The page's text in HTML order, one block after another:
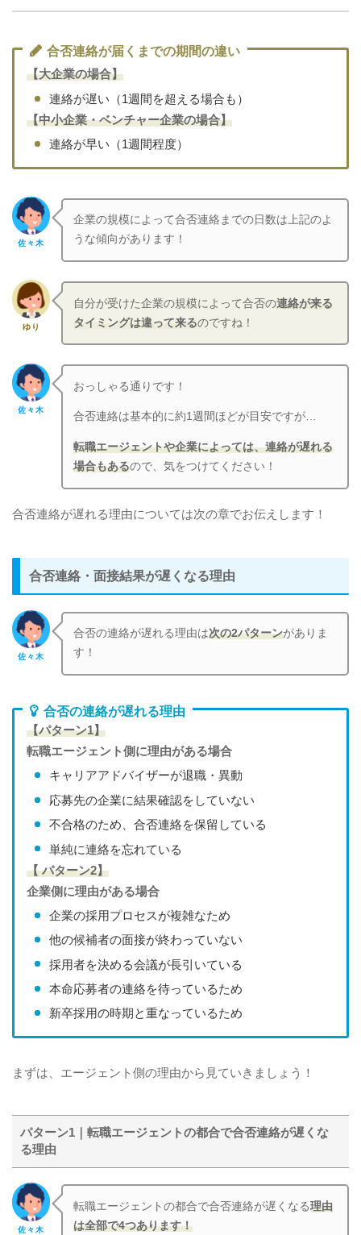
合否連絡が届くまでの期間の違い
【大企業の場合】
連絡が遅い（1週間を超える場合も）
【中小企業・ベンチャー企業の場合】
連絡が早い（1週間程度）
佐々木
企業の規模によって合否連絡までの日数は上記のよ
うな傾向があります！
ゆり
自分が受けた企業の規模によって合否の連絡が来る
タイミングは違って来るのですね！
佐々木
おっしゃる通りです！
合否連絡は基本的に約1週間ほどが目安ですが…
転職エージェントや企業によっては、連絡が遅れる
場合もあるので、気をつけてください！
合否連絡が遅れる理由については次の章でお伝えします！
合否連絡・面接結果が遅くなる理由
佐々木
合否の連絡が遅れる理由は次の2パターンがありま
す！
合否の連絡が遅れる理由
【パターン1】
転職エージェント側に理由がある場合
キャリアアドバイザーが退職・異動
応募先の企業に結果確認をしていない
不合格のため、合否連絡を保留している
単純に連絡を忘れている
【 パターン2】
企業側に理由がある場合
企業の採用プロセスが複雑なため
他の候補者の面接が終わっていない
採用者を決める会議が長引いている
本命応募者の連絡を待っているため
新卒採用の時期と重なっているため
まずは、エージェント側の理由から見ていきましょう！
パターン1｜転職エージェントの都合で合否連絡が遅くな
る理由
佐々木
転職エージェントの都合で合否連絡が遅くなる理由
は全部で4つあります！